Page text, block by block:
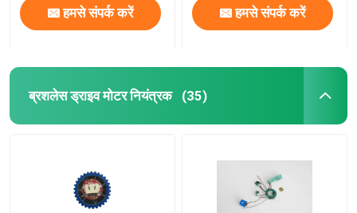
हमसे संपर्क करें हमसे संपर्क करें
ब्रशलेस ड्राइव मोटर नियंत्रक (35)